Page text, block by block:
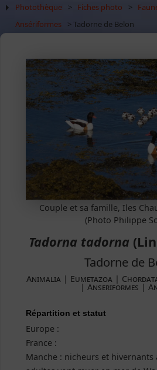
Photothèque > Fiches photo >
Ansériformes
> Tadorne de Belon
Couple et sa famille, Iles
(Photo Philippe
Tadorna tadorna
Tadorne de
Animalia | Eumetazoa |
| Anseriformes |
Répartition et statut
Europe :
France :
Manche : nicheurs et hivernants